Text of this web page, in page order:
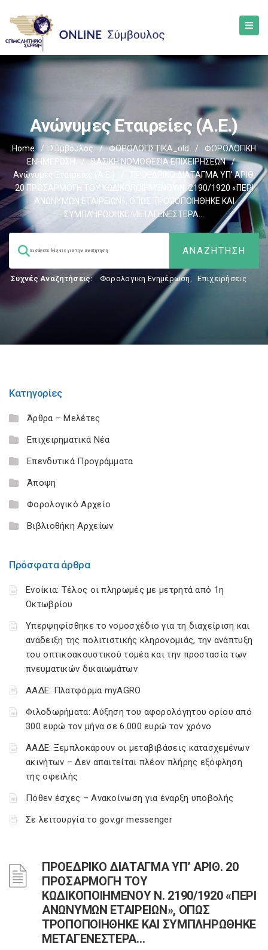
Ανώνυμες Εταιρείες (Α.Ε.)
Home / Σύμβουλος / ΦΟΡΟΛΟΓΙΣΤΙΚΑ_old /
ΦΟΡΟΛΟΓΙΚΗ
ΕΝΗΜΕΡΩΣΗ
/ ΒΑΣΙΚΗ ΝΟΜΟΘΕΣΙΑ ΕΠΙΧΕΙΡΗΣΕΩΝ
/
Ανώνυμες Εταιρείες (Α.Ε.)
ΠΡΟΕΔΡΙΚΟ ΔΙΑΤΑΓΜΑ ΥΠ’ ΑΡΙΘ.
20 ΠΡΟΣΑΡΜΟΓΗ ΤΟΥ ΚΩΔΙΚΟΠΟΙΗΜΕΝΟΥ Ν. 2190/1920 «ΠΕΡΙ
ΑΝΩΝΥΜΩΝ ΕΤΑΙΡΕΙΩΝ», ΟΠΩΣ ΤΡΟΠΟΠΟΙΗΘΗΚΕ ΚΑΙ
ΣΥΜΠΛΗΡΩΘΗΚΕ ΜΕΤΑΓΕΝΕΣΤΕΡΑ…
Συχνές Αναζητήσεις: Φορολογικη Ενημέρωση, Επιχειρήσεις
Κατηγορίες
Άρθρα – Μελέτες
Επιχειρηματικά Νέα
Επενδυτικά Προγράμματα
Άποψη
Φορολογικό Αρχείο
Βιβλιοθήκη Αρχείων
Πρόσφατα άρθρα
Ενοίκια: Τέλος οι πληρωμές με μετρητά από 1η
Οκτωβρίου
Υπερψηφίσθηκε το νομοσχέδιο για τη διαχείριση και
ανάδειξη της πολιτιστικής κληρονομιάς, την ανάπτυξη
του οπτικοακουστικού τομέα και την προστασία των
πνευματικών δικαιωμάτων
ΑΑΔΕ: Πλατφόρμα myAGRO
Φιλοδωρήματα: Αύξηση του αφορολόγητου ορίου από
300 ευρώ τον μήνα σε 6.000 ευρώ τον χρόνο
ΑΑΔΕ: Ξεμπλοκάρουν οι μεταβιβάσεις κατασχεμένων
ακινήτων – Δεν απαιτείται πλέον πλήρης εξόφληση
της οφειλής
Πόθεν έσχες – Ανακοίνωση για έναρξη υποβολής
Σε λειτουργία το gov.gr messenger
ΠΡΟΕΔΡΙΚΟ ΔΙΑΤΑΓΜΑ ΥΠ’ ΑΡΙΘ. 20
ΠΡΟΣΑΡΜΟΓΗ ΤΟΥ
ΚΩΔΙΚΟΠΟΙΗΜΕΝΟΥ Ν. 2190/1920 «ΠΕΡΙ
ΑΝΩΝΥΜΩΝ ΕΤΑΙΡΕΙΩΝ», ΟΠΩΣ
ΤΡΟΠΟΠΟΙΗΘΗΚΕ ΚΑΙ ΣΥΜΠΛΗΡΩΘΗΚΕ
ΜΕΤΑΓΕΝΕΣΤΕΡΑ…